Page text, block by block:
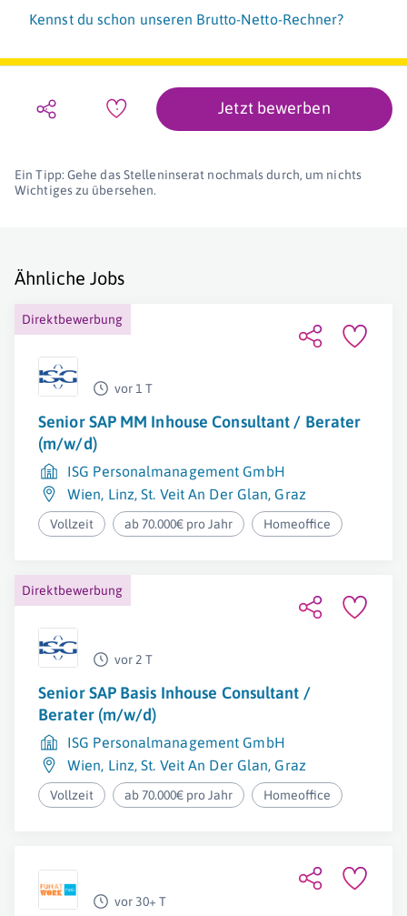
Kennst du schon unseren Brutto-Netto-Rechner?
Jetzt bewerben
Ein Tipp: Gehe das Stelleninserat nochmals durch, um nichts
Wichtiges zu übersehen.
Ähnliche Jobs
Direktbewerbung
vor 1 T
Senior SAP MM Inhouse Consultant / Berater
(m/w/d)
ISG Personalmanagement GmbH
Wien, Linz,St. Veit An Der Glan, Graz
Vollzeit ab 70.000€ pro Jahr Homeoffice
Direktbewerbung
vor 2 T
Senior SAP Basis Inhouse Consultant /
Berater (m/w/d)
ISG Personalmanagement GmbH
Wien, Linz,St. Veit An Der Glan, Graz
Vollzeit ab 70.000€ pro Jahr Homeoffice
vor 30+ T